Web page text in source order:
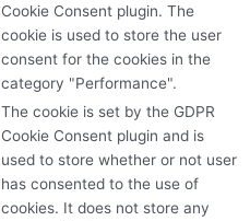
Cookie Consent plugin. The
cookie is used to store the user
consent for the cookies in the
category "Performance".
The cookie is set by the GDPR
Cookie Consent plugin and is
used to store whether or not user
has consented to the use of
cookies. It does not store any